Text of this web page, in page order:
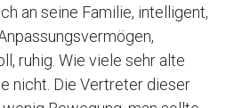
an seine Familie, intelligent,
ruhig. Wie viele sehr alte
nicht. Die Vertreter dieser